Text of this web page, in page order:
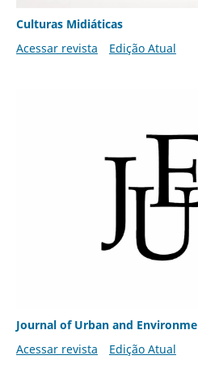
Culturas Midiáticas
Acessar revista
Edição Atual
Journal of Urban and
Acessar revista
Edição Atual